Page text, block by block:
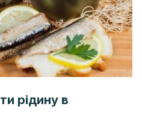
рідину в